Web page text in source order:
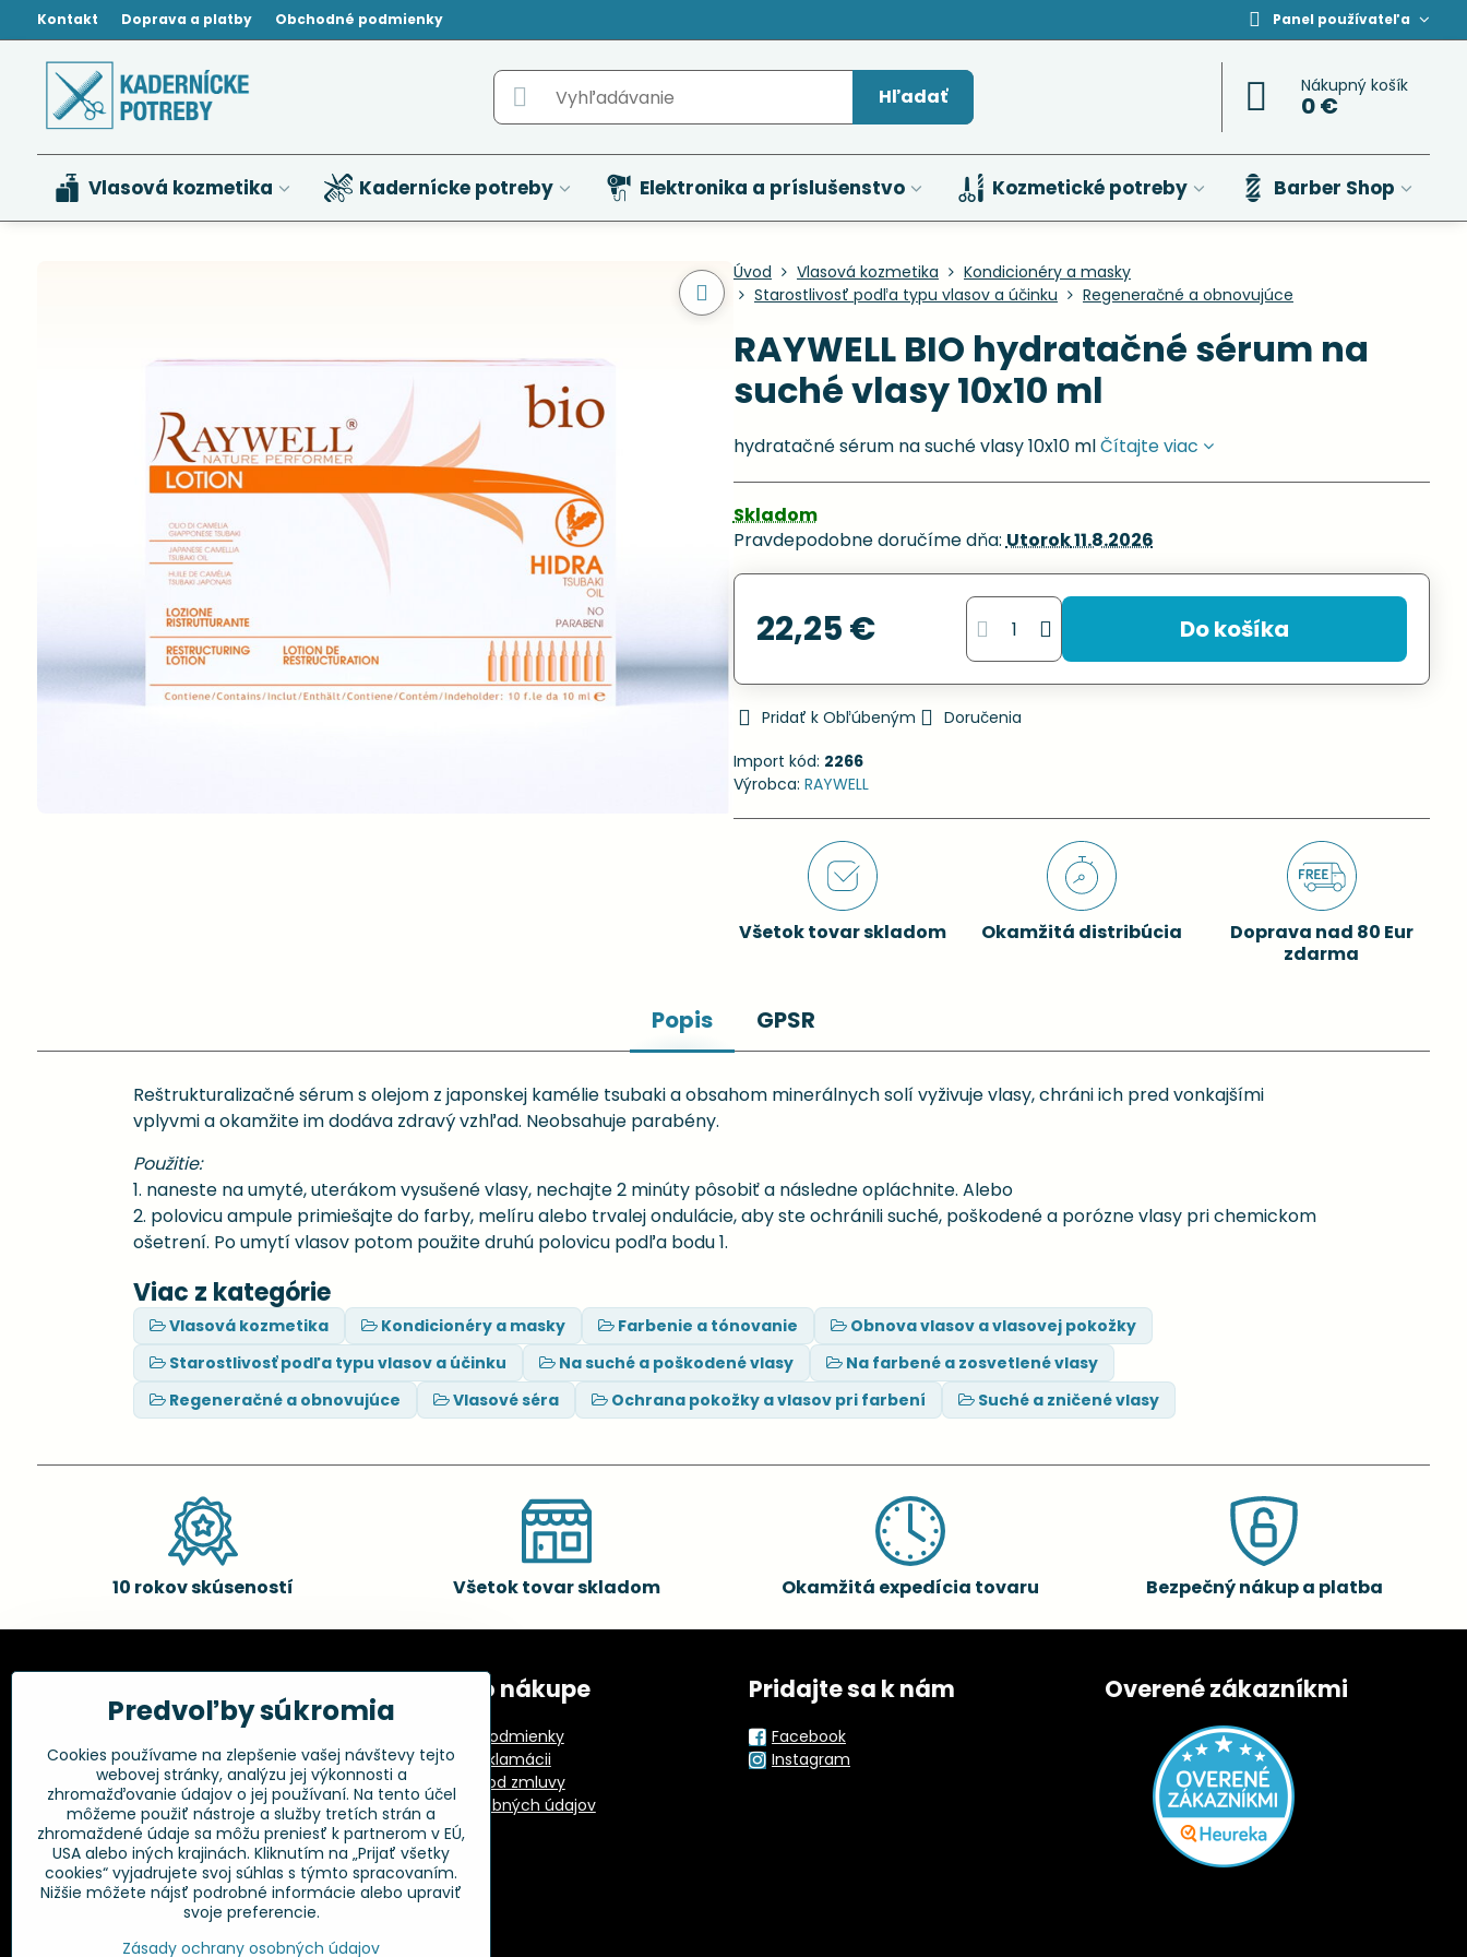
Kontakt Doprava a platby Obchodné podmienky Panel používateľa
Hľadať Nákupný košík
0 €
Vlasová kozmetika Kadernícke potreby Elektronika a príslušenstvo Kozmetické potreby Barber Shop
Úvod Vlasová kozmetika
Kondicionéry a masky
Starostlivosť podľa typu vlasov a účinku
Regeneračné a obnovujúce
RAYWELL BIO hydratačné sérum na
suché vlasy 10x10 ml
hydratačné sérum na suché vlasy 10x10 mlČítajte viac
Skladom
Pravdepodobne doručíme dňa:Utorok11.8.2026
22,25 € Do košíka
Pridať k Obľúbeným
Doručenia
Import kód: 2266
Výrobca: RAYWELL
Všetok tovar skladom Okamžitá distribúcia
Doprava nad 80 Eur
zdarma
Popis GPSR
Reštrukturalizačné sérum s olejom z japonskej kamélie tsubaki a obsahom minerálnych solí vyživuje vlasy, chráni ich pred vonkajšími
vplyvmi a okamžite im dodáva zdravý vzhľad. Neobsahuje parabény.
Použitie:
1. naneste na umyté, uterákom vysušené vlasy, nechajte 2 minúty pôsobiť a následne opláchnite. Alebo
2. polovicu ampule primiešajte do farby, melíru alebo trvalej ondulácie, aby ste ochránili suché, poškodené a porózne vlasy pri chemickom
ošetrení. Po umytí vlasov potom použite druhú polovicu podľa bodu 1.
Viac z kategórie
Vlasová kozmetika Kondicionéry a masky Farbenie a tónovanie
Obnova vlasov a vlasovej pokožky
Starostlivosť podľa typu vlasov a účinku
Na suché a poškodené vlasy
Na farbené a zosvetlené vlasy
Regeneračné a obnovujúce
Vlasové séra Ochrana pokožky a vlasov pri farbení Suché a zničené vlasy
10 rokov skúseností Všetok tovar skladom Okamžitá expedícia tovaru Bezpečný nákup a platba
Kadernícke potreby, s.r.o.
Fakturačné údaje:
Kadernícke potreby, s.r.o.
Klincová 37
821 08 Bratislava
+421 948 014 333
info​@kadernickepotreby​.sk
Všetko o nákupe
Obchodné podmienky
Postup pri reklamácii
Odstúpenie od zmluvy
Ochrana osobných údajov
GPSR
Pridajte sa k nám
Facebook
Instagram
Overené zákazníkmi
Predvoľby súkromia
Cookies používame na zlepšenie vašej návštevy tejto
webovej stránky, analýzu jej výkonnosti a
zhromažďovanie údajov o jej používaní. Na tento účel
môžeme použiť nástroje a služby tretích strán a
zhromaždené údaje sa môžu preniesť k partnerom v EÚ,
USA alebo iných krajinách. Kliknutím na „Prijať všetky
cookies“ vyjadrujete svoj súhlas s týmto spracovaním.
Nižšie môžete nájsť podrobné informácie alebo upraviť
svoje preferencie.
Zásady ochrany osobných údajov